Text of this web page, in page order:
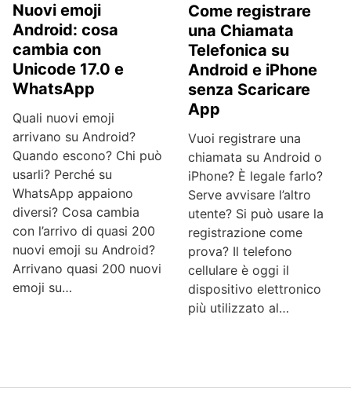
Nuovi emoji
Android: cosa
cambia con
Unicode 17.0 e
WhatsApp
Quali nuovi emoji
arrivano su Android?
Quando escono? Chi può
usarli? Perché su
WhatsApp appaiono
diversi? Cosa cambia
con l’arrivo di quasi 200
nuovi emoji su Android?
Arrivano quasi 200 nuovi
emoji su…
Come registrare
una Chiamata
Telefonica su
Android e iPhone
senza Scaricare
App
Vuoi registrare una
chiamata su Android o
iPhone? È legale farlo?
Serve avvisare l’altro
utente? Si può usare la
registrazione come
prova? Il telefono
cellulare è oggi il
dispositivo elettronico
più utilizzato al…